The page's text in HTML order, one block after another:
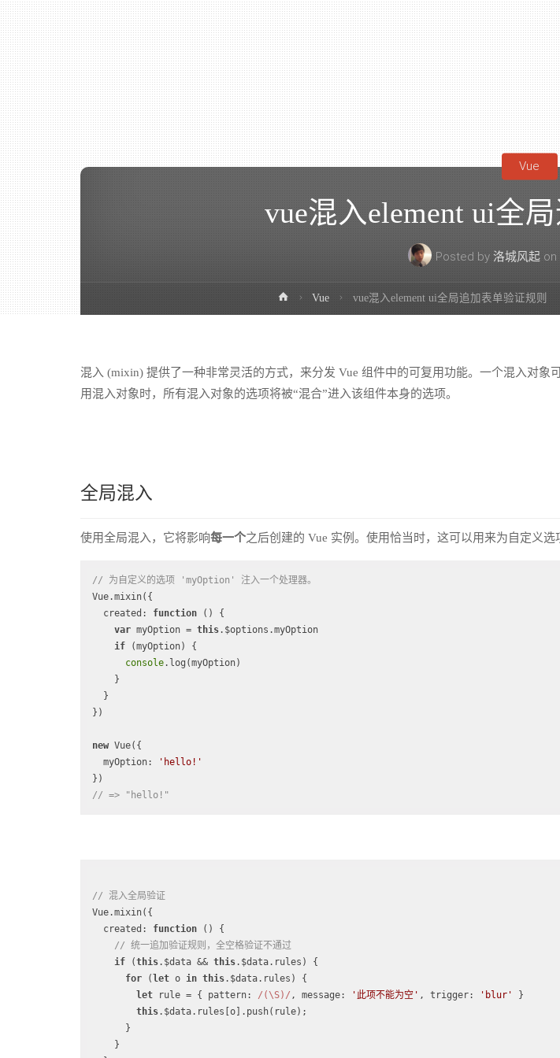
vue混入element ui全
Posted by 洛城风起 on
Vue
Vue vue混入element ui全局追加表单验证规则
混入 (mixin) 提供了一种非常灵活的方式，来分发 Vue 组件中的可复用功能。一个混入对象
用混入对象时，所有混入对象的选项将被“混合”进入该组件本身的选项。
全局混入
使用全局混入，它将影响每一个之后创建的 Vue 实例。使用恰当时，这可以用来为自定义选
// 为自定义的选项 'myOption' 注入一个处理器。
Vue.mixin({
created : function ( )
{
var myOption = this.$options.myOption
if (myOption) {
console.log(myOption)
})
new Vue({
myOption:
'hello!'
// => "hello!"
// 混入全局验证
Vue.mixin({
created : function ( )
{
// 统一追加验证规则，全空格验证不通过
if (this.$data && this.$data.rules) {
for (let o in this.$data.rules) {
let rule = { pattern: /(\S)/ , message: '此项不能为空' , trigger: 'blur'
}
this.$data.rules[o].push(rule);
}
}